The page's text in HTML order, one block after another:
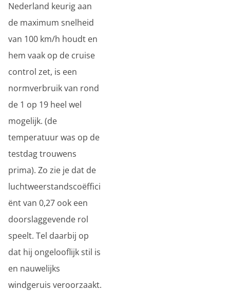
Nederland keurig aan
de maximum snelheid
van 100 km/h houdt en
hem vaak op de cruise
control zet, is een
normverbruik van rond
de 1 op 19 heel wel
mogelijk. (de
temperatuur was op de
testdag trouwens
prima). Zo zie je dat de
luchtweerstandscoëffici
ënt van 0,27 ook een
doorslaggevende rol
speelt. Tel daarbij op
dat hij ongelooflijk stil is
en nauwelijks
windgeruis veroorzaakt.